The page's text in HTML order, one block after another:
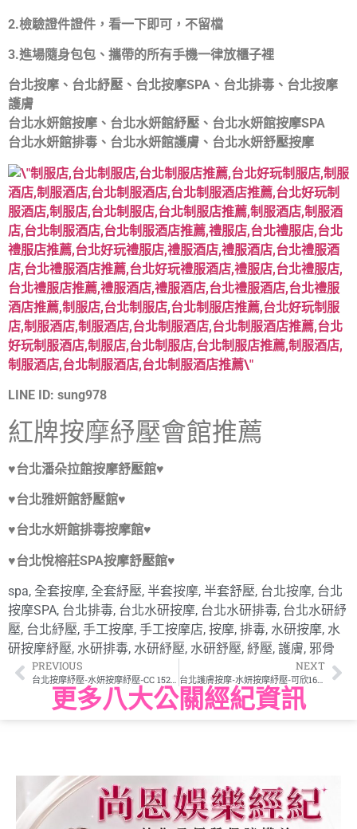
2.檢驗證件證件，看一下即可，不留檔
3.進場隨身包包、攜帶的所有手機一律放櫃子裡
台北按摩、台北紓壓、台北按摩SPA、台北排毒、台北按摩
護膚
台北水妍館按摩、台北水妍館紓壓、台北水妍館按摩SPA
台北水妍館排毒、台北水妍館護膚、台北水妍舒壓按摩
LINE ID: sung978
紅牌按摩紓壓會館推薦
♥台北潘朵拉館按摩舒壓館♥
♥台北雅妍館舒壓館♥
♥台北水妍館排毒按摩館♥
♥台北悅榕莊SPA按摩舒壓館♥
spa, 全套按摩, 全套紓壓, 半套按摩, 半套舒壓, 台北按摩, 台北
按摩SPA, 台北排毒, 台北水研按摩, 台北水研排毒, 台北水研紓
壓, 台北紓壓, 手工按摩, 手工按摩店, 按摩, 排毒, 水研按摩, 水
研按摩紓壓, 水研排毒, 水研紓壓, 水研舒壓, 紓壓, 護膚, 邪骨
PREVIOUS
台北按摩紓壓-水妍按摩紓壓-CC 152/42/32C
NEXT
台北護膚按摩-水妍按摩紓壓-可欣162/52/34
更多八大公關經紀資訊